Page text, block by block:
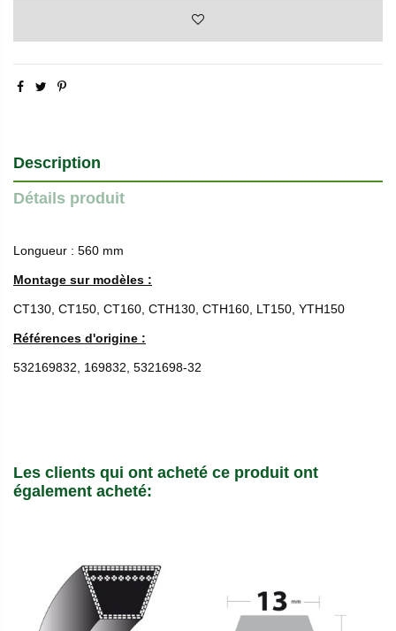
Description
Détails produit
Longueur : 560 mm
Montage sur modèles :
CT130, CT150, CT160, CTH130, CTH160, LT150, YTH150
Références d'origine :
532169832, 169832, 5321698-32
Les clients qui ont acheté ce produit ont
également acheté: